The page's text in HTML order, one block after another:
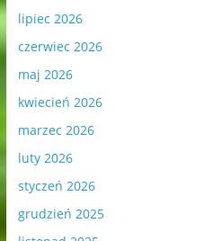
lipiec 2026
czerwiec 2026
maj 2026
kwiecień 2026
marzec 2026
luty 2026
styczeń 2026
grudzień 2025